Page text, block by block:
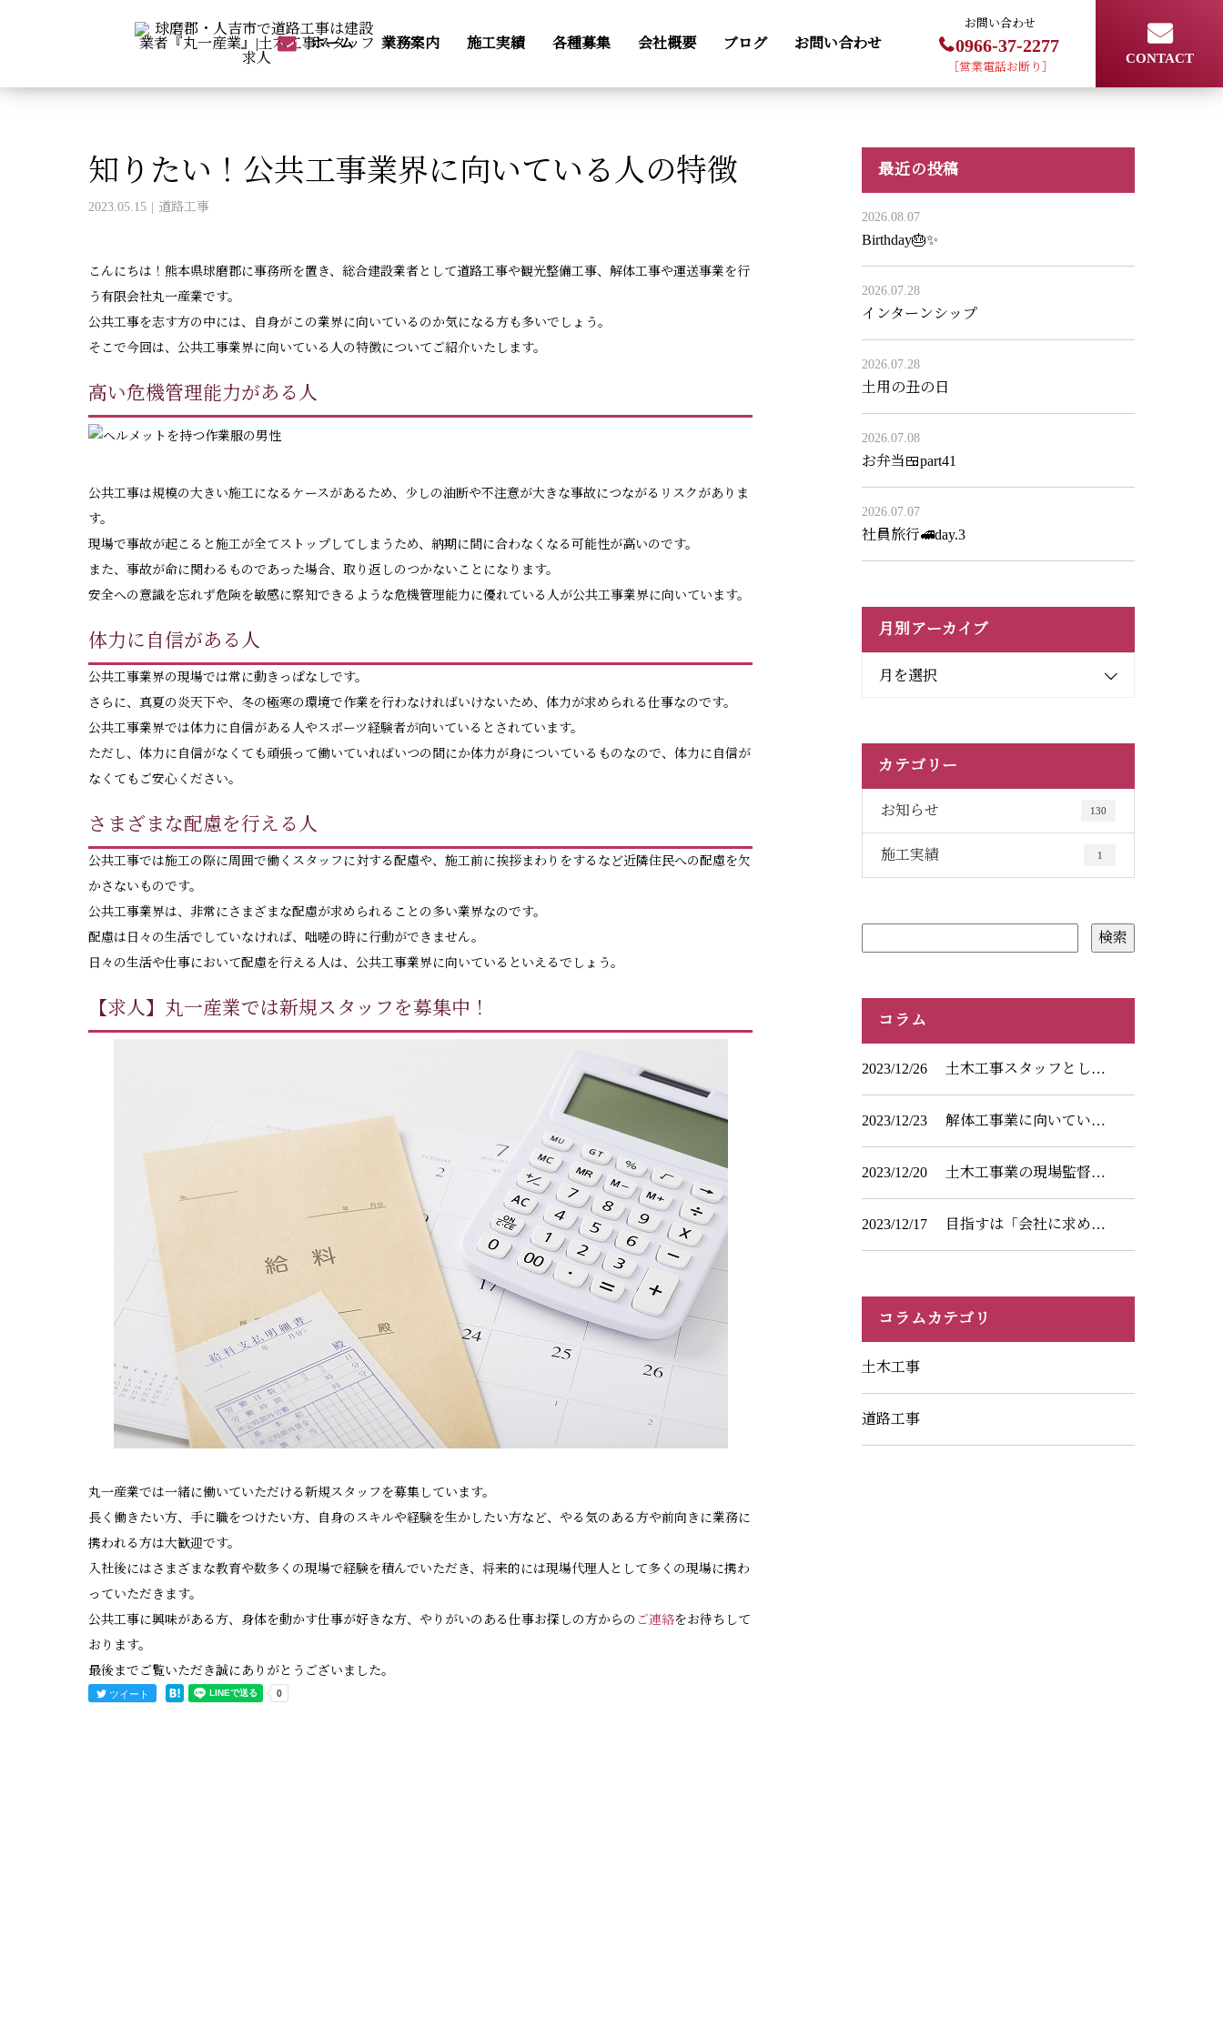
ホーム 業務案内 施工実績 各種募集 会社概要 ブログ お問い合わせ
お問い合わせ
0966-37-2277
［営業電話お断り］
CONTACT
コラム
コラム 道路工事 知りたい！公共工事業界に向いている人の特徴
知りたい！公共工事業界に向いている人の特徴
2023.05.15 道路工事
こんにちは！熊本県球磨郡に事務所を置き、総合建設業者として道路工事や観光整備工事、解体工事や運送事業を行
う有限会社丸一産業です。
公共工事を志す方の中には、自身がこの業界に向いているのか気になる方も多いでしょう。
そこで今回は、公共工事業界に向いている人の特徴についてご紹介いたします。
高い危機管理能力がある人
公共工事は規模の大きい施工になるケースがあるため、少しの油断や不注意が大きな事故につながるリスクがありま
す。
現場で事故が起こると施工が全てストップしてしまうため、納期に間に合わなくなる可能性が高いのです。
また、事故が命に関わるものであった場合、取り返しのつかないことになります。
安全への意識を忘れず危険を敏感に察知できるような危機管理能力に優れている人が公共工事業界に向いています。
体力に自信がある人
公共工事業界の現場では常に動きっぱなしです。
さらに、真夏の炎天下や、冬の極寒の環境で作業を行わなければいけないため、体力が求められる仕事なのです。
公共工事業界では体力に自信がある人やスポーツ経験者が向いているとされています。
ただし、体力に自信がなくても頑張って働いていればいつの間にか体力が身についているものなので、体力に自信が
なくてもご安心ください。
さまざまな配慮を行える人
公共工事では施工の際に周囲で働くスタッフに対する配慮や、施工前に挨拶まわりをするなど近隣住民への配慮を欠
かさないものです。
公共工事業界は、非常にさまざまな配慮が求められることの多い業界なのです。
配慮は日々の生活でしていなければ、咄嗟の時に行動ができません。
日々の生活や仕事において配慮を行える人は、公共工事業界に向いているといえるでしょう。
【求人】丸一産業では新規スタッフを募集中！
丸一産業では一緒に働いていただける新規スタッフを募集しています。
長く働きたい方、手に職をつけたい方、自身のスキルや経験を生かしたい方など、やる気のある方や前向きに業務に
携われる方は大歓迎です。
入社後にはさまざまな教育や数多くの現場で経験を積んでいただき、将来的には現場代理人として多くの現場に携わ
っていただきます。
公共工事に興味がある方、身体を動かす仕事が好きな方、やりがいのある仕事お探しの方からの ご連絡をお待ちして
おります。
最後までご覧いただき誠にありがとうございました。
ツイート
最近の投稿
2026.08.07
Birthday🎂✨
2026.07.28
インターンシップ
2026.07.28
土用の丑の日
2026.07.08
お弁当🍱part41
2026.07.07
社員旅行🚅day.3
月別アーカイブ
月を選択
カテゴリー
お知らせ 130
施工実績 1
コラム
2023/12/26 土木工事スタッフとし…
2023/12/23 解体工事業に向いてい…
2023/12/20 土木工事業の現場監督…
2023/12/17 目指すは「会社に求め…
コラムカテゴリ
土木工事
道路工事